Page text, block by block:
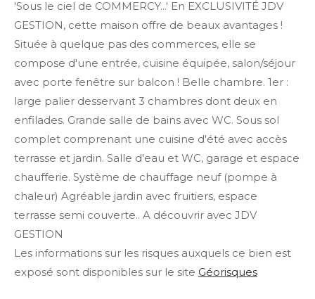
'Sous le ciel de COMMERCY...' En EXCLUSIVITÉ JDV
GESTION, cette maison offre de beaux avantages !
Située à quelque pas des commerces, elle se
compose d'une entrée, cuisine équipée, salon/séjour
avec porte fenêtre sur balcon ! Belle chambre. 1er :
large palier desservant 3 chambres dont deux en
enfilades. Grande salle de bains avec WC. Sous sol
complet comprenant une cuisine d'été avec accès
terrasse et jardin. Salle d'eau et WC, garage et espace
chaufferie. Système de chauffage neuf (pompe à
chaleur) Agréable jardin avec fruitiers, espace
terrasse semi couverte.. A découvrir avec JDV
GESTION
Les informations sur les risques auxquels ce bien est
exposé sont disponibles sur le site Géorisques